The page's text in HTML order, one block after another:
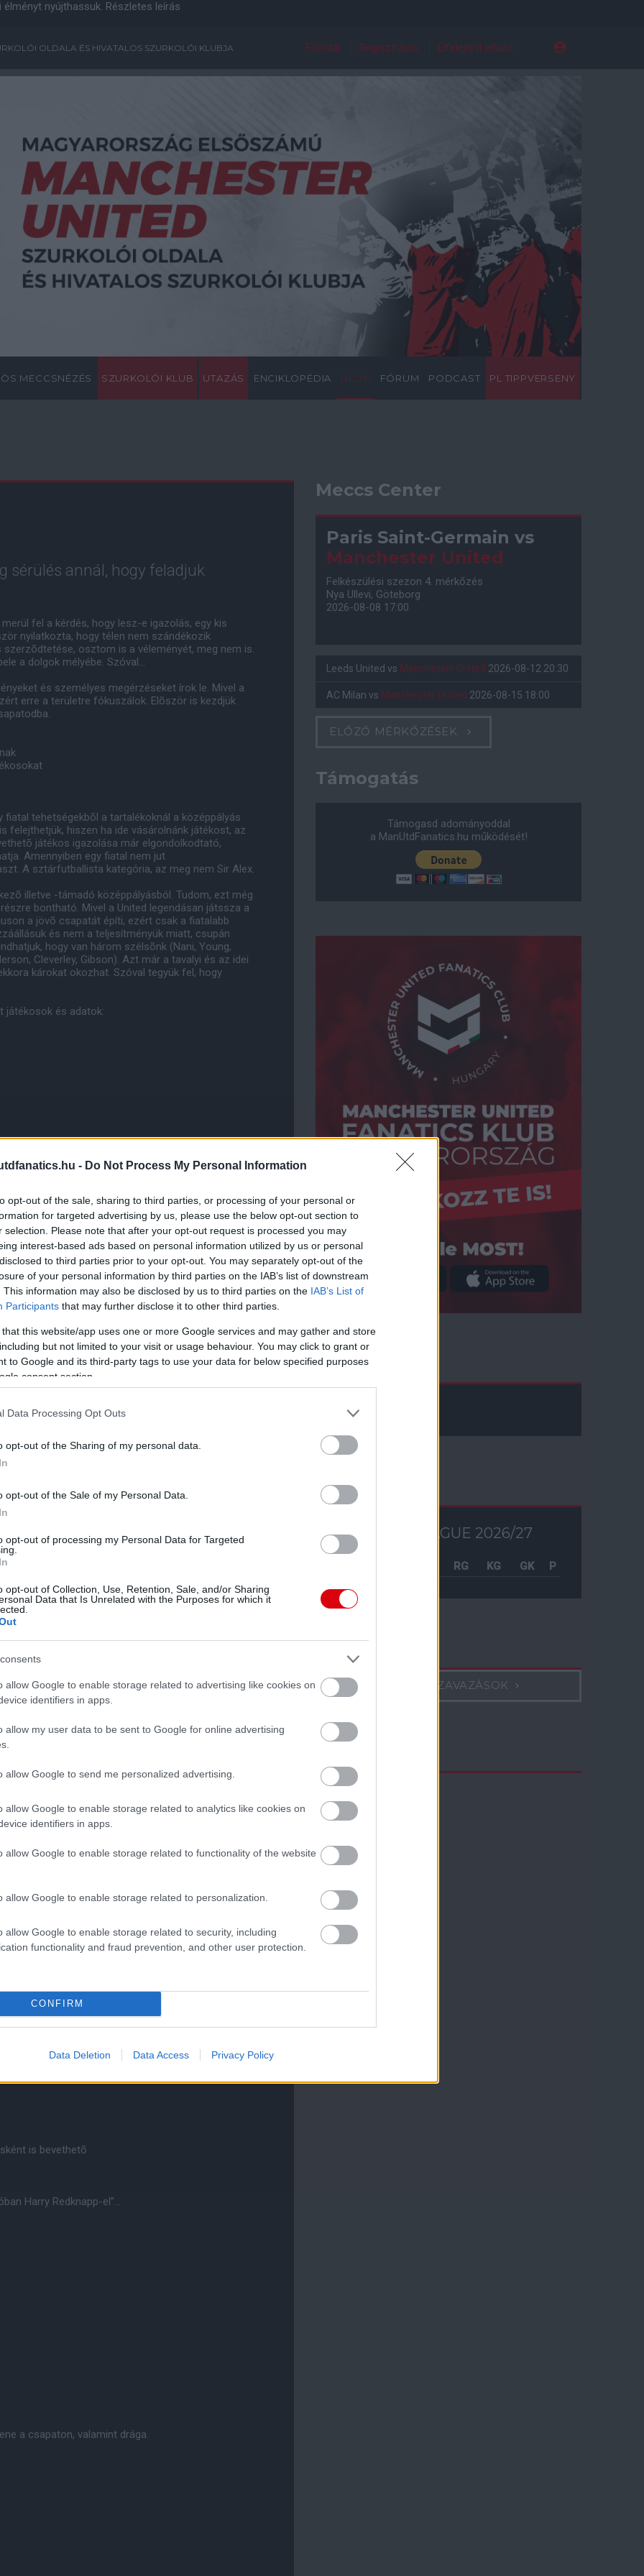
- Do Not Process My Personal Information
opt-out of the sale, sharing to third parties, or processing of your personal or
for targeted advertising by us, please use the below opt-out section to
selection. Please note that after your opt-out request is processed you may
interest-based ads based on personal information utilized by us or personal
to third parties prior to your opt-out. You may separately opt-out of the
of your personal information by third parties on the IAB’s list of downstream
This information may also be disclosed by us to third parties on the IAB’s List of
Participants that may further disclose it to other third parties.
that this website/app uses one or more Google services and may gather and store
but not limited to your visit or usage behaviour. You may click to grant or
to Google and its third-party tags to use your data for below specified purposes
consent section.
Data Processing Opt Outs
opt-out of the Sharing of my personal data.
opt-out of the Sale of my Personal Data.
opt-out of processing my Personal Data for Targeted
opt-out of Collection, Use, Retention, Sale, and/or Sharing
Data that Is Unrelated with the Purposes for which it
allow Google to enable storage related to advertising like cookies on
identifiers in apps.
allow my user data to be sent to Google for online advertising
allow Google to send me personalized advertising.
allow Google to enable storage related to analytics like cookies on
identifiers in apps.
allow Google to enable storage related to functionality of the website
allow Google to enable storage related to personalization.
allow Google to enable storage related to security, including
functionality and fraud prevention, and other user protection.
CONFIRM
Data Deletion Data Access Privacy Policy
nyújthassuk. Részletes leírás
OLDALA ÉS HIVATALOS SZURKOLÓI KLUBJA Főoldal Regisztráció Elfelejtett jelszó
MECCSNÉZÉS SZURKOLÓI KLUB UTAZÁS ENCIKLOPÉDIA BLOG FÓRUM PODCAST PL TIPPVERSENY
sérülés annál, hogy feladjuk
fel a kérdés, hogy lesz-e igazolás, egy kis
nyilatkozta, hogy télen nem szándékozik
osztom is a véleményét, meg nem is.
a dolgok mélyébe. Szóval…
és személyes megérzéseket írok le. Mivel a
erre a területre fókuszálok. Elõször is kezdjük
tehetségekbõl a tartalékoknál a középpályás
felejthetjük, hiszen ha ide vásárolnánk játékost, az
játékos igazolása már elgondolkodtató,
Amennyiben egy fiatal nem jut
A sztárfutballista kategória, az meg nem Sir Alex.
illetve -támadó középpályásból. Tudom, ezt még
bontható. Mivel a United legendásan játssza a
a jövõ csapatát építi, ezért csak a fiatalabb
és nem a teljesítményük miatt, csupán
hogy van három szélsõnk (Nani, Young,
Cleverley, Gibson). Azt már a tavalyi és az idei
károkat okozhat. Szóval tegyük fel, hogy
játékosok és adatok:
is bevethetõ
Ajax – Manchester United Európa Liga
nyárig szinte biztos nem igazol el sehova.
csak elvétve vásárol a kontinensrõl
a csapaton, valamint drága.
is bevethetõ
Harry Redknapp-el”…
a csapaton, valamint drága.
Meccs Center
Paris Saint-Germain vs
Manchester United
Felkészülési szezon 4. mérkőzés
Nya Ullevi, Göteborg
2026-08-08 17:00
Leeds United vs Manchester United 2026-08-12 20:30
AC Milan vs Manchester United 2026-08-15 18:00
ELŐZŐ MÉRKŐZÉSEK
Támogatás
Támogasd adományoddal
a ManUtdFanatics.hu működését!
Facebook
Tabella
PREMIER LEAGUE 2026/27
RG KG GK P
Szavazás
KORÁBBI SZAVAZÁSOK
TV műsor